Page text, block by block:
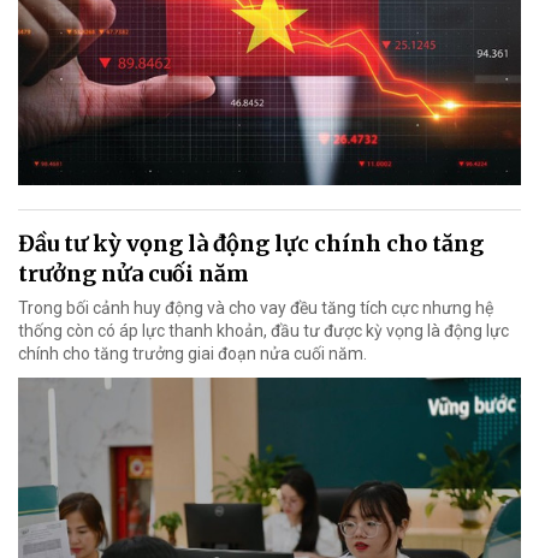
Đầu tư kỳ vọng là động lực chính cho tăng
trưởng nửa cuối năm
Trong bối cảnh huy động và cho vay đều tăng tích cực nhưng hệ
thống còn có áp lực thanh khoản, đầu tư được kỳ vọng là động lực
chính cho tăng trưởng giai đoạn nửa cuối năm.